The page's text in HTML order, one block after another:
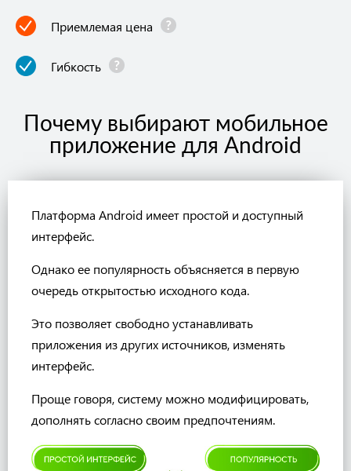
Приемлемая цена
Гибкость
Почему выбирают мобильное
приложение для Android
Платформа Android имеет простой и доступный
интерфейс.
Однако ее популярность объясняется в первую
очередь открытостью исходного кода.
Это позволяет свободно устанавливать
приложения из других источников, изменять
интерфейс.
Проще говоря, систему можно модифицировать,
дополнять согласно своим предпочтениям.